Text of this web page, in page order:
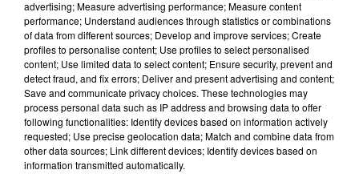
La petite commune de Pont de l'Arn, près de
Mazamet, est sous le choc.
Ce mardi 19 avril, en fin d'après-midi, les pompiers
ont été appelés pour un incendie dans un immeuble
situé près de la Mairie.
Une quinzaine de locataires ont été évacués, mais les
secours ont malheureusement découvert une femme
advertising; Measure advertising performance; Measure content
performance; Understand audiences through statistics or combinations
of data from different sources; Develop and improve services; Create
profiles to personalise content; Use profiles to select personalised
content; Use limited data to select content; Ensure security, prevent and
detect fraud, and fix errors; Deliver and present advertising and content;
Save and communicate privacy choices. These technologies may
process personal data such as IP address and browsing data to offer
following functionalities: Identify devices based on information actively
requested; Use precise geolocation data; Match and combine data from
other data sources; Link different devices; Identify devices based on
information transmitted automatically.